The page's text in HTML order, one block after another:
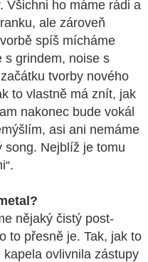
Všichni ho máme rádi a
ale zároveň
spíš mícháme
s grindem, noise s
tvorby nového
to vlastně má znít, jak
nakonec bude vokál
asi ani nemáme
song. Nejblíž je tomu
nějaký čistý post-
to přesně je. Tak, jak to
ovlivnila zástupy